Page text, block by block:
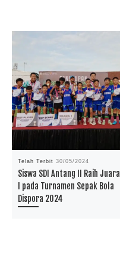
Telah Terbit30/05/2024
Siswa SDI Antang II Raih Juara
I pada Turnamen Sepak Bola
Dispora 2024